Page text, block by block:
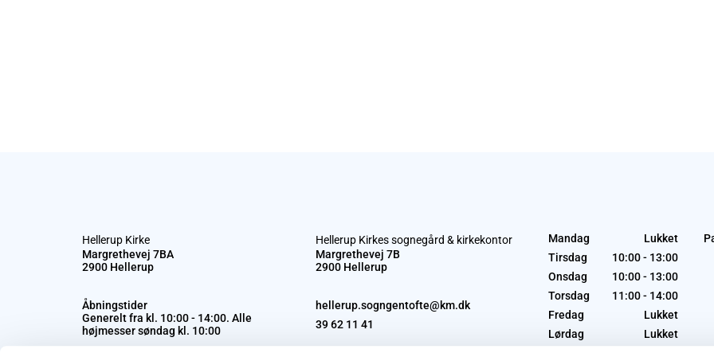
Hellerup Kirke
Margrethevej 7BA
2900 Hellerup
Åbningstider
Generelt fra kl. 10:00 - 14:00. Alle
højmesser søndag kl. 10:00
Hellerup Kirkes sognegård & kirkekontor
Margrethevej 7B
2900 Hellerup
hellerup.sogngentofte@km.dk
39 62 11 41
Mandag
Lukket
Tirsdag
10:00 - 13:00
Onsdag
10:00 - 13:00
Torsdag
11:00 - 14:00
Fredag
Lukket
Lørdag
Lukket